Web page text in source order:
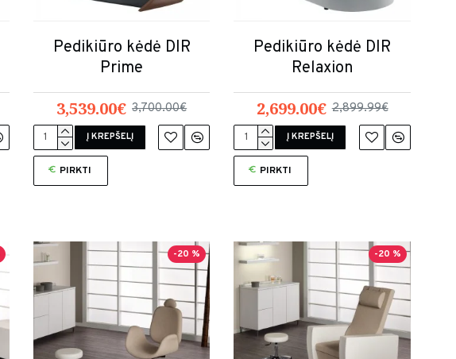
Pedikiūro kėdė DIR
Prime
3,539.00€ 3,700.00€
Į KREPŠELĮ
PIRKTI
Pedikiūro kėdė DIR
Relaxion
2,699.00€ 2,899.99€
Į KREPŠELĮ
PIRKTI
-20 % -20 %